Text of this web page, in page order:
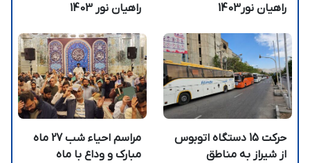
راهیان نور1403
راهیان نور 1403
حرکت 15 دستگاه اتوبوس
از شیراز به مناطق
مراسم احیاء شب 27 ماه
مبارک و وداع با ماه